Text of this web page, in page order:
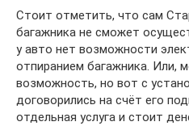
Стоит отметить, что сам
багажника не сможет
у авто нет возможности
отпиранием багажника. Или,
возможность, но вот с
договорились на счёт его
отдельная услуга и стоит